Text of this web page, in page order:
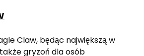
Claw, będąc największą w
gryzoń dla osób